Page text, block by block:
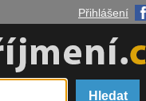
Přihlášení